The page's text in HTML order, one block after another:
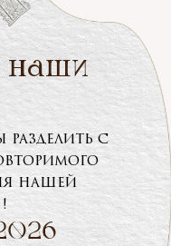
наши
с
нашей